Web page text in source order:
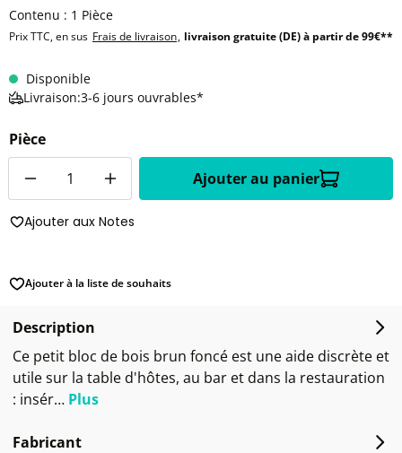
Contenu : 1 Pièce
Prix TTC, en sus Frais de livraison, livraison gratuite (DE) à partir de 99€**
Disponible
Livraison:3-6 jours ouvrables*
Pièce
Ajouter au panier
Ajouter aux Notes
Ajouter à la liste de souhaits
Description
Ce petit bloc de bois brun foncé est une aide discrète et
utile sur la table d'hôtes, au bar et dans la restauration
: insér… Plus
Fabricant